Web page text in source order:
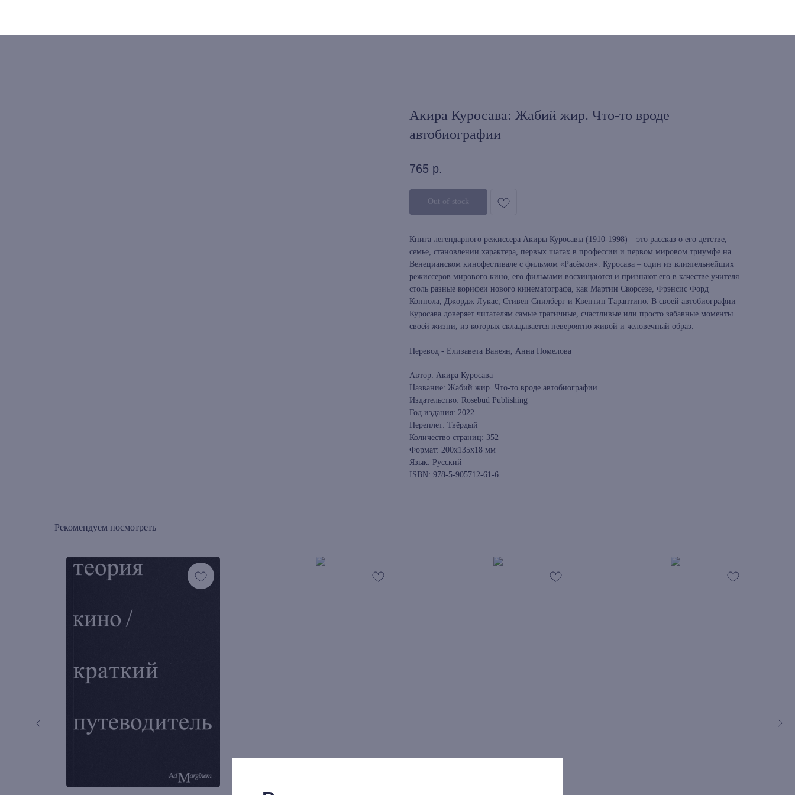
Акира Куросава: Жабий жир. Что-то вроде
автобиографии
765 р.
Out of stock
Книга легендарного режиссера Акиры Куросавы (1910-1998) – это рассказ о его детстве,
семье, становлении характера, первых шагах в профессии и первом мировом триумфе на
Венецианском кинофестивале с фильмом «Расёмон». Куросава – один из влиятельнейших
режиссеров мирового кино, его фильмами восхищаются и признают его в качестве учителя
столь разные корифеи нового кинематографа, как Мартин Скорсезе, Фрэнсис Форд
Коппола, Джордж Лукас, Стивен Спилберг и Квентин Тарантино. В своей автобиографии
Куросава доверяет читателям самые трагичные, счастливые или просто забавные моменты
своей жизни, из которых складывается невероятно живой и человечный образ.
Перевод - Елизавета Ванеян, Анна Помелова
Автор: Акира Куросава
Название: Жабий жир. Что-то вроде автобиографии
Издательство: Rosebud Publishing
Год издания: 2022
Переплет: Твёрдый
Количество страниц: 352
Формат: 200x135x18 мм
Язык: Русский
ISBN: 978-5-905712-61-6
Рекомендуем посмотреть